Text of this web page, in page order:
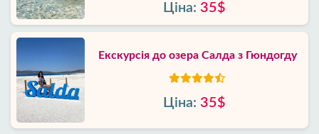
Ціна: 35$
Екскурсія до озера Салда з Гюндогду
Ціна: 35$